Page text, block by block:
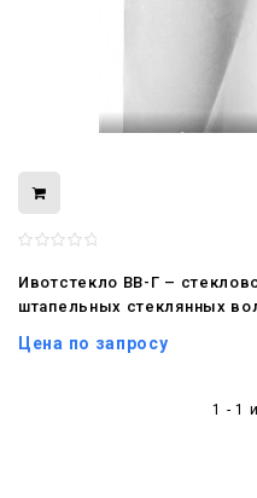
Ивотстекло ВВ-Г –
штапельных стеклянных
Цена по запросу
1 - 1
08.05.2026
Живой,